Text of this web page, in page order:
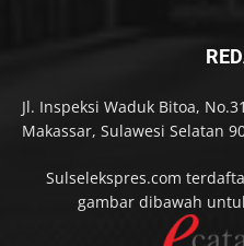
Jl. Inspeksi Waduk Bitoa,
Makassar, Sulawesi Selatan
Sulselekspres.com
gambar dibawah